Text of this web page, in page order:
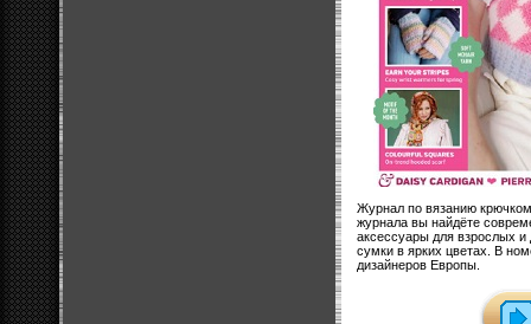
Журнал по вязанию
журнала вы найдёте
аксессуары для взрослых
сумки в ярких цветах. В
дизайнеров Европы.